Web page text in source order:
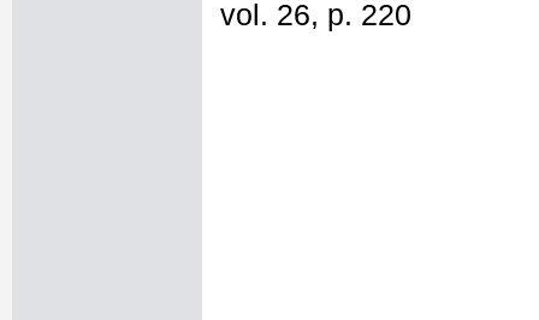
vol. 26, p. 220